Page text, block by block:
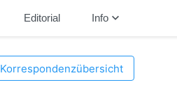
Editorial Infokeyboard_arrow_down
Korrespondenzübersicht